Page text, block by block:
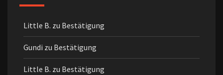
Little B. zu Bestätigung
Gundi zu Bestätigung
Little B. zu Bestätigung